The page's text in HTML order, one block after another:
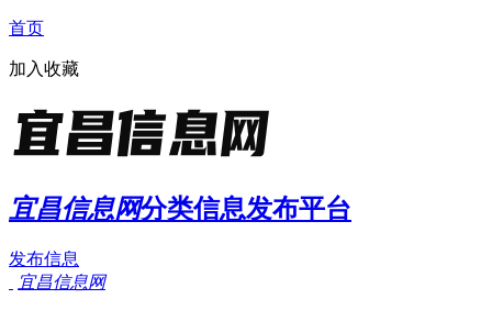
首页
加入收藏
宜昌信息网分类信息发布平台
发布信息
宜昌信息网